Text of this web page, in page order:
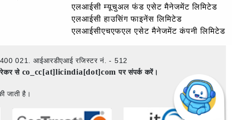
एलआईसी म्यूचुअल फंड एसेट मैनेजमेंट लिमिटेड
एलआईसी हाउसिंग फाइनेंस लिमिटेड
एलआईसीएचएफएल एसेट मैनेजमेंट कंपनी लिमिटेड
400 021. आईआरडीएआई रजिस्टर नं. - 512
से co_cc[at]licindia[dot]comपर संपर्क करें।
जाती है।